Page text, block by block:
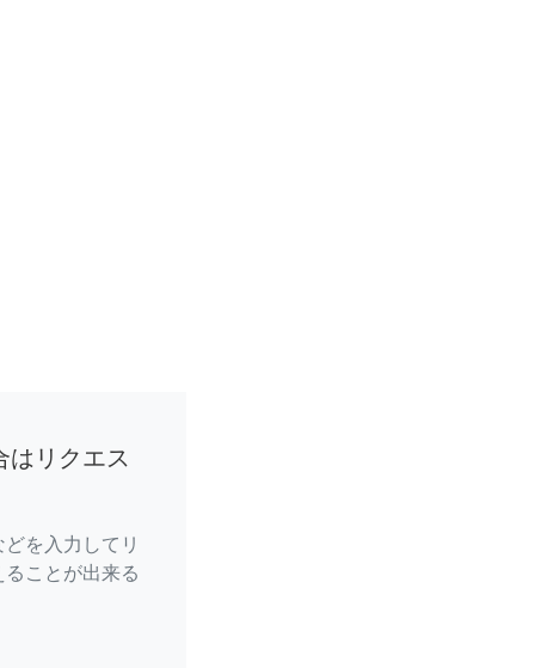
はリクエス
を入力してリ
ことが出来る